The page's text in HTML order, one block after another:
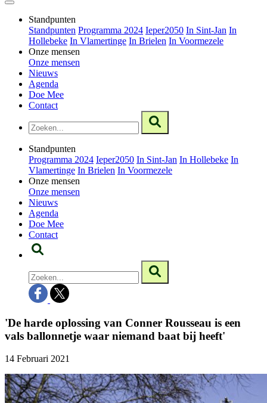
Standpunten
Standpunten Programma 2024 Ieper2050 In Sint-Jan In
Hollebeke In Vlamertinge In Brielen In Voormezele
Onze mensen
Onze mensen
Nieuws
Agenda
Doe Mee
Contact
Standpunten
Programma 2024 Ieper2050 In Sint-Jan In Hollebeke In
Vlamertinge In Brielen In Voormezele
Onze mensen
Onze mensen
Nieuws
Agenda
Doe Mee
Contact
'De harde oplossing van Conner Rousseau is een
vals ballonnetje waar niemand baat bij heeft'
14 Februari 2021